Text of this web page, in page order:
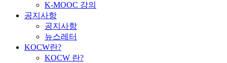
K-MOOC 강의
공지사항
공지사항
뉴스레터
KOCW란?
KOCW 란?